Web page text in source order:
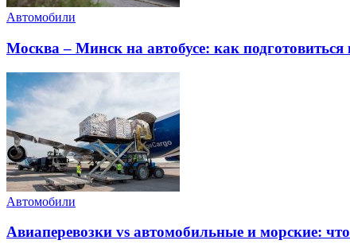
Автомобили
Москва – Минск на автобусе: как подготовиться
Автомобили
Авиаперевозки vs автомобильные и морские: